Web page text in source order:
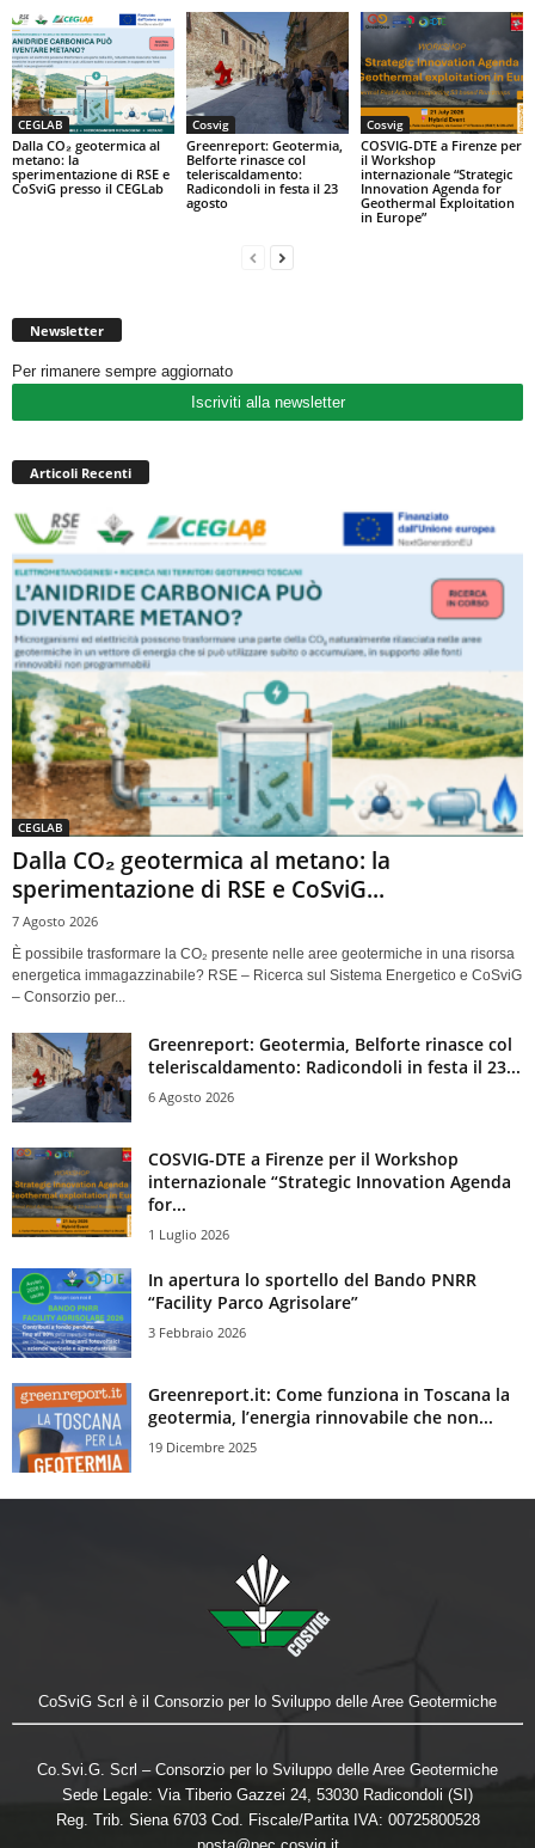
CEGLAB
Dalla CO₂ geotermica al
metano: la
sperimentazione di RSE e
CoSviG presso il CEGLab
Cosvig
Greenreport: Geotermia,
Belforte rinasce col
teleriscaldamento:
Radicondoli in festa il 23
agosto
Cosvig
COSVIG-DTE a Firenze per
il Workshop
internazionale “Strategic
Innovation Agenda for
Geothermal Exploitation
in Europe”
Newsletter
Per rimanere sempre aggiornato
Iscriviti alla newsletter
Articoli Recenti
CEGLAB
Dalla CO₂ geotermica al metano: la
sperimentazione di RSE e CoSviG...
7 Agosto 2026
È possibile trasformare la CO₂ presente nelle aree geotermiche in una risorsa
energetica immagazzinabile? RSE – Ricerca sul Sistema Energetico e CoSviG
– Consorzio per...
Greenreport: Geotermia, Belforte rinasce col
teleriscaldamento: Radicondoli in festa il 23...
6 Agosto 2026
COSVIG-DTE a Firenze per il Workshop
internazionale “Strategic Innovation Agenda
for...
1 Luglio 2026
In apertura lo sportello del Bando PNRR
“Facility Parco Agrisolare”
3 Febbraio 2026
Greenreport.it: Come funziona in Toscana la
geotermia, l’energia rinnovabile che non...
19 Dicembre 2025
CoSviG Scrl è il Consorzio per lo Sviluppo delle Aree Geotermiche
Co.Svi.G. Scrl – Consorzio per lo Sviluppo delle Aree Geotermiche
Sede Legale: Via Tiberio Gazzei 24, 53030 Radicondoli (SI)
Reg. Trib. Siena 6703 Cod. Fiscale/Partita IVA: 00725800528